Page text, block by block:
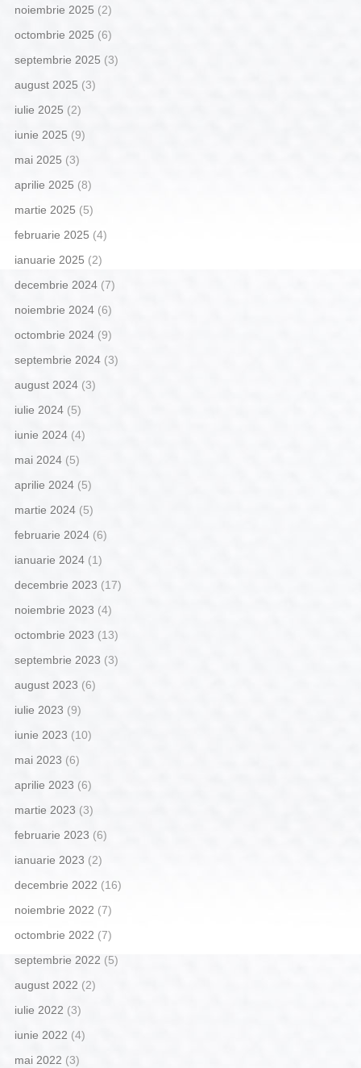
noiembrie 2025 (2)
octombrie 2025 (6)
septembrie 2025 (3)
august 2025 (3)
iulie 2025 (2)
iunie 2025 (9)
mai 2025 (3)
aprilie 2025 (8)
martie 2025 (5)
februarie 2025 (4)
ianuarie 2025 (2)
decembrie 2024(7)
noiembrie 2024(6)
octombrie 2024(9)
septembrie 2024(3)
august 2024(3)
iulie 2024(5)
iunie 2024(4)
mai 2024(5)
aprilie 2024(5)
martie 2024(5)
februarie 2024(6)
ianuarie 2024(1)
decembrie 2023 (17)
noiembrie 2023 (4)
octombrie 2023 (13)
septembrie 2023 (3)
august 2023 (6)
iulie 2023 (9)
iunie 2023 (10)
mai 2023 (6)
aprilie 2023 (6)
martie 2023 (3)
februarie 2023 (6)
ianuarie 2023 (2)
decembrie 2022 (16)
noiembrie 2022 (7)
octombrie 2022 (7)
septembrie 2022 (5)
august 2022 (2)
iulie 2022 (3)
iunie 2022 (4)
mai 2022 (3)